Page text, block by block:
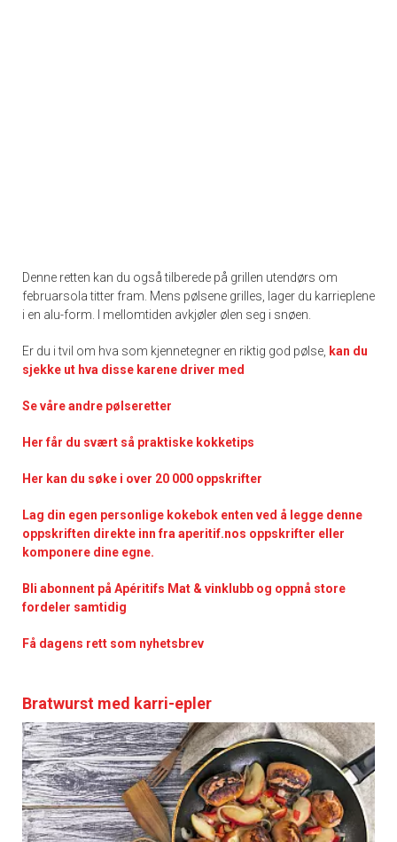
Denne retten kan du også tilberede på grillen utendørs om
februarsola titter fram. Mens pølsene grilles, lager du karrieplene
i en alu-form. I mellomtiden avkjøler ølen seg i snøen.
Er du i tvil om hva som kjennetegner en riktig god pølse, kan du
sjekke ut hva disse karene driver med
Se våre andre pølseretter
Her får du svært så praktiske kokketips
Her kan du søke i over 20 000 oppskrifter
Lag din egen personlige kokebok enten ved å legge denne
oppskriften direkte inn fra aperitif.nos oppskrifter eller
komponere dine egne.
Bli abonnent på Apéritifs Mat & vinklubb og oppnå store
fordeler samtidig
Få dagens rett som nyhetsbrev
Bratwurst med karri-epler